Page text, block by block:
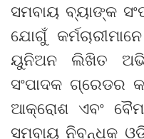
ସମବାୟ ବ୍ୟାଙ୍କ
ଯୋଗୁଁ
ୟୁନିଅନ ଲିଖିତ
ସଂପାଦକ ଗ୍ରେଡର
ଆକ୍ରୋଶ ଏବଂ
ସମବାୟ ନିବନ୍ଧକ